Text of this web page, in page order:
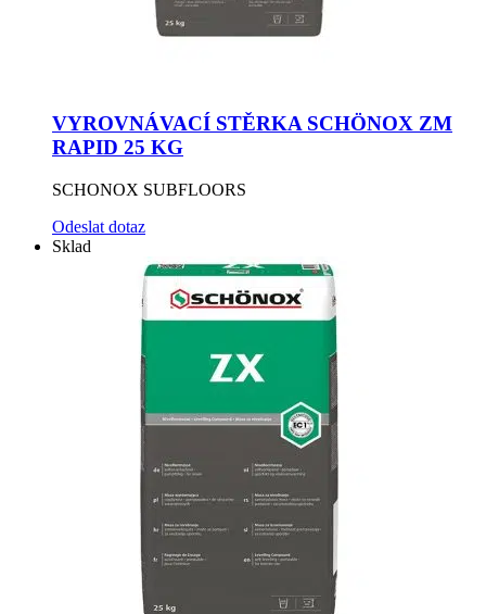
VYROVNÁVACÍ STĚRKA SCHÖNOX ZM
RAPID 25 KG
SCHONOX SUBFLOORS
Odeslat dotaz
Sklad